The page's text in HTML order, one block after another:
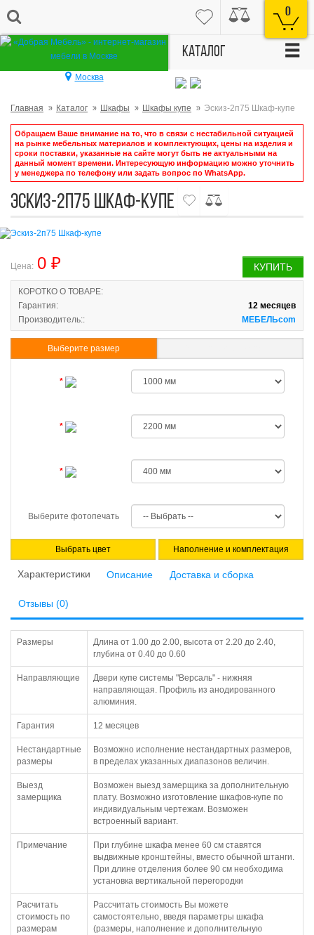
0
Москва
Каталог ☰
Главная Каталог Шкафы Шкафы купе Эскиз-2п75 Шкаф-купе
Обращаем Ваше внимание на то, что в связи с нестабильной ситуацией
на рынке мебельных материалов и комплектующих, цены на изделия и
сроки поставки, указанные на сайте могут быть не актуальными на
данный момент времени. Интересующую информацию можно уточнить
у менеджера по телефону или задать вопрос по WhatsApp.
Эскиз-2п75 Шкаф-купе
КУПИТЬ
Цена: 0 ₽
КОРОТКО О ТОВАРЕ:
Гарантия:
12 месяцев
Производитель::
МЕБЕЛЬcom
Выберите размер
Выберите фотопечать
Выбрать цвет Наполнение и комплектация
Характеристики Описание Доставка и сборка
Отзывы (0)
Размеры
Длина от 1.00 до 2.00, высота от 2.20 до 2.40,
глубина от 0.40 до 0.60
Направляющие
Двери купе системы "Версаль" - нижняя
направляющая. Профиль из анодированного
алюминия.
Гарантия 12 месяцев
Нестандартные
размеры
Возможно исполнение нестандартных размеров,
в пределах указанных диапазонов величин.
Выезд
замерщика
Возможен выезд замерщика за дополнительную
плату. Возможно изготовление шкафов-купе по
индивидуальным чертежам. Возможен
встроенный вариант.
Примечание
При глубине шкафа менее 60 см ставятся
выдвижные кронштейны, вместо обычной штанги.
При длине отделения более 90 см необходима
установка вертикальной перегородки
Расчитать
стоимость по
размерам
Рассчитать стоимость Вы можете
самостоятельно, введя параметры шкафа
(размеры, наполнение и дополнительную